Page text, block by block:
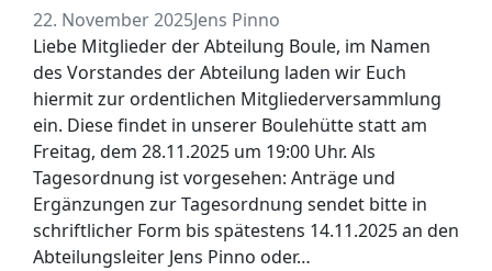
22. November 2025Jens Pinno
Liebe Mitglieder der Abteilung Boule, im Namen
des Vorstandes der Abteilung laden wir Euch
hiermit zur ordentlichen Mitgliederversammlung
ein. Diese findet in unserer Boulehütte statt am
Freitag, dem 28.11.2025 um 19:00 Uhr. Als
Tagesordnung ist vorgesehen: Anträge und
Ergänzungen zur Tagesordnung sendet bitte in
schriftlicher Form bis spätestens 14.11.2025 an den
Abteilungsleiter Jens Pinno oder…